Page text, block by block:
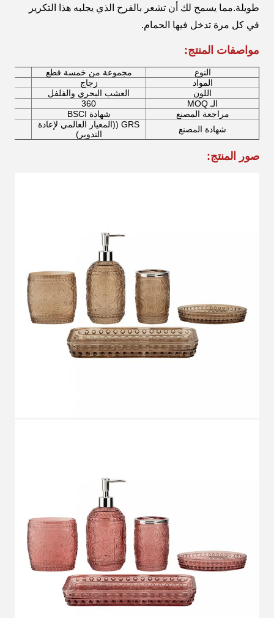
طويلة.مما يسمح لك أن تشعر بالفرح الذي يجلبه هذا التكرير
في كل مرة تدخل فيها الحمام.
مواصفات المنتج:
النوع
مجموعة من خمسة قطع
المواد
زجاج
اللون
العشب البحري والفلفل
الـ MOQ
360
مراجعة المصنع
شهادة BSCI
شهادة المصنع
GRS ((المعيار العالمي لإعادة
التدوير)
صور المنتج: